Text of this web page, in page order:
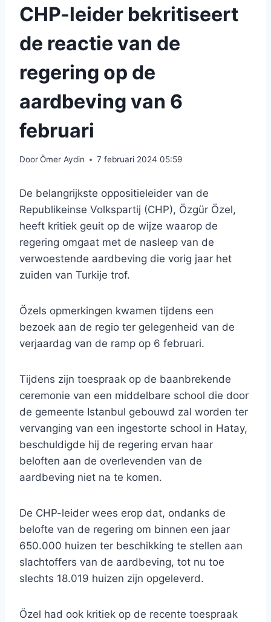
CHP-leider bekritiseert
de reactie van de
regering op de
aardbeving van 6
februari
DoorÖmer Aydin 7 februari 2024 05:59
De belangrijkste oppositieleider van de
Republikeinse Volkspartij (CHP), Özgür Özel,
heeft kritiek geuit op de wijze waarop de
regering omgaat met de nasleep van de
verwoestende aardbeving die vorig jaar het
zuiden van Turkije trof.
Özels opmerkingen kwamen tijdens een
bezoek aan de regio ter gelegenheid van de
verjaardag van de ramp op 6 februari.
Tijdens zijn toespraak op de baanbrekende
ceremonie van een middelbare school die door
de gemeente Istanbul gebouwd zal worden ter
vervanging van een ingestorte school in Hatay,
beschuldigde hij de regering ervan haar
beloften aan de overlevenden van de
aardbeving niet na te komen.
De CHP-leider wees erop dat, ondanks de
belofte van de regering om binnen een jaar
650.000 huizen ter beschikking te stellen aan
slachtoffers van de aardbeving, tot nu toe
slechts 18.019 huizen zijn opgeleverd.
Özel had ook kritiek op de recente toespraak